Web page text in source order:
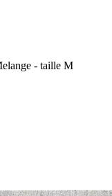
- taille M